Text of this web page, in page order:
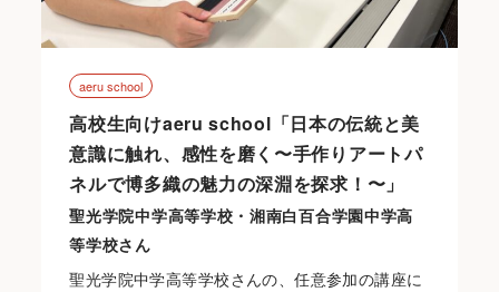
aeru school
高校生向けaeru school「日本の伝統と美
意識に触れ、感性を磨く〜手作りアートパ
ネルで博多織の魅力の深淵を探求！〜」
聖光学院中学高等学校・湘南白百合学園中学高
等学校さん
聖光学院中学高等学校さんの、任意参加の講座に